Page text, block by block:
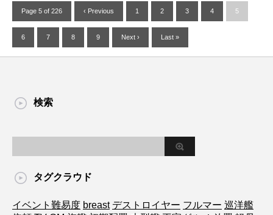
Page 5 of 226 ‹ Previous 1 2 3 4 5
6 7 8 9 Next › Last »
検索
タグクラウド
イベント難易度 breast デストロイヤー フルマー 巡洋艦